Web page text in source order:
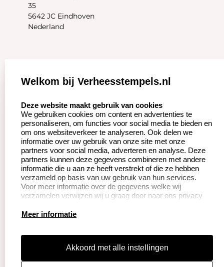
35
5642 JC Eindhoven
Nederland
Zakelijk:
Betaling &
Verzending
Wederverkoper
worden
Klantenservice:
Veel gestelde vragen
Herroepingsrecht
Retourneren
Productinformatie:
Instructie voor
Aanleverspecificaties
Safety Sheets
Welkom bij Verheesstempels.nl
Deze website maakt gebruik van cookies
We gebruiken cookies om content en advertenties te
personaliseren, om functies voor social media te bieden en
om ons websiteverkeer te analyseren. Ook delen we
informatie over uw gebruik van onze site met onze
partners voor social media, adverteren en analyse. Deze
partners kunnen deze gegevens combineren met andere
informatie die u aan ze heeft verstrekt of die ze hebben
verzameld op basis van uw gebruik van hun services.
Voor meer informatie over de gegevens welke wij
verzamelen verwijzen wij u graag door naar ons privacy
Meer informatie
Akkoord met alle instellingen